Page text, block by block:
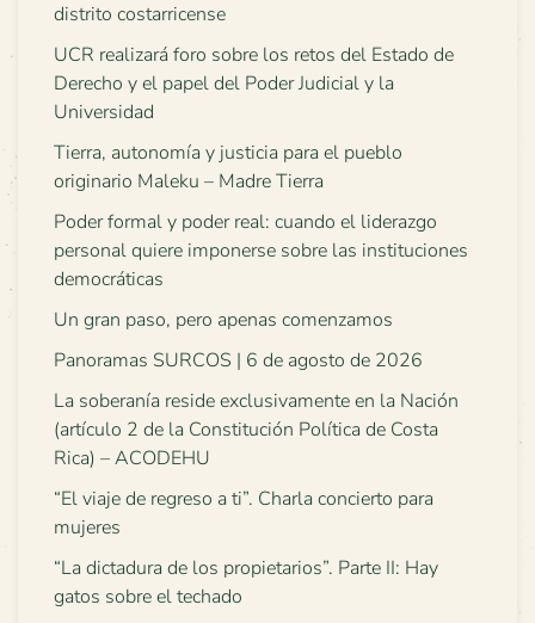
distrito costarricense
UCR realizará foro sobre los retos del Estado de
Derecho y el papel del Poder Judicial y la
Universidad
Tierra, autonomía y justicia para el pueblo
originario Maleku – Madre Tierra
Poder formal y poder real: cuando el liderazgo
personal quiere imponerse sobre las instituciones
democráticas
Un gran paso, pero apenas comenzamos
Panoramas SURCOS | 6 de agosto de 2026
La soberanía reside exclusivamente en la Nación
(artículo 2 de la Constitución Política de Costa
Rica) – ACODEHU
“El viaje de regreso a ti”. Charla concierto para
mujeres
“La dictadura de los propietarios”. Parte II: Hay
gatos sobre el techado